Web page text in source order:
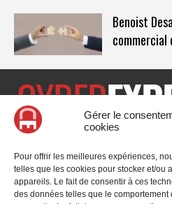
Gérer le
cookies
Pour offrir les meilleures expériences,
telles que les cookies pour stocker et/ou
appareils. Le fait de consentir à ces
des données telles que le
Benoist
commercial
CyberExperts.tech est un média
l'actualité, des retours
blancs et les nominations du
informations sur les innovations en